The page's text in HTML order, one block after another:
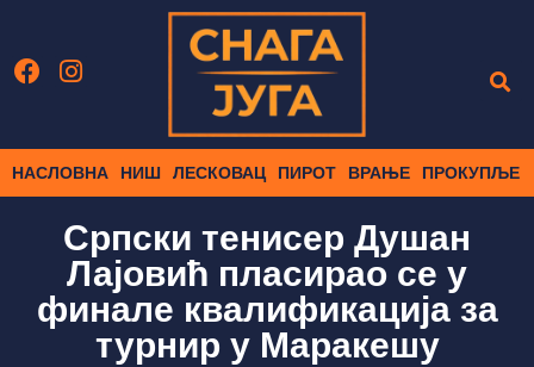
НАСЛОВНА НИШ ЛЕСКОВАЦ ПИРОТ ВРАЊЕ ПРОКУПЉЕ
Српски тенисер Душан
Лајовић пласирао се у
финале квалификација за
турнир у Маракешу